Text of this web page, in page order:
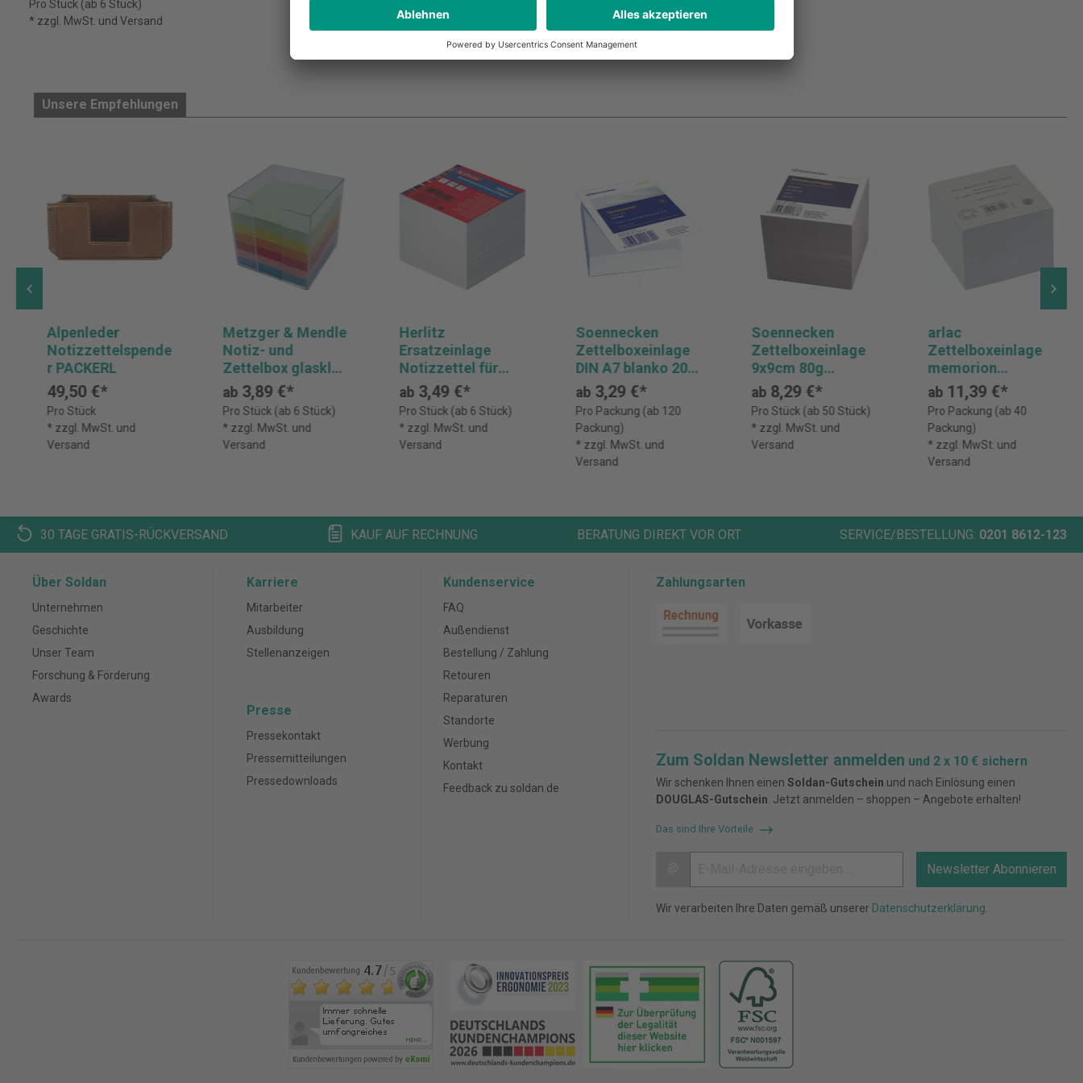
Pro Stück (ab 6 Stück)
* zzgl. MwSt. und Versand
Unsere Empfehlungen
Alpenleder
Notizzettelspende
r PACKERL
49,50 €*
Pro Stück
* zzgl. MwSt. und
Versand
Metzger & Mendle
Notiz- und
Zettelbox glasklar,
mit farbsortiertem
Papier
ab 3,89 €*
Pro Stück (ab 6 Stück)
* zzgl. MwSt. und
Versand
Herlitz
Ersatzeinlage
Notizzettel für
Notiz- und
Zettelbox,
ungeleimt
ab 3,49 €*
Pro Stück (ab 6 Stück)
* zzgl. MwSt. und
Versand
Soennecken
Zettelboxeinlage
DIN A7 blanko 200
Bl.
ab3,29 €*
Pro Packung (ab 120
Packung)
* zzgl. MwSt. und
Versand
Soennecken
Zettelboxeinlage
9x9cm 80g
800Blatt ws
ab 8,29 €*
Pro Stück (ab 50 Stück)
* zzgl. MwSt. und
Versand
arlac
Zettelboxeinlage
memorion
10x10cm ws 600
Bl.
ab 11,39 €*
Pro Packung (ab 40
Packung)
* zzgl. MwSt. und
Versand
30 TAGE GRATIS-RÜCKVERSAND KAUF AUF RECHNUNG BERATUNG DIREKT VOR ORT SERVICE/BESTELLUNG: 0201 8612-123
Über Soldan
Unternehmen
Geschichte
Unser Team
Forschung & Förderung
Awards
Karriere
Mitarbeiter
Ausbildung
Stellenanzeigen
Presse
Pressekontakt
Pressemitteilungen
Pressedownloads
Kundenservice
FAQ
Außendienst
Bestellung / Zahlung
Retouren
Reparaturen
Standorte
Werbung
Kontakt
Feedback zu soldan.de
Zahlungsarten
Zum Soldan Newsletter anmelden und 2 x 10 € sichern
Wir schenken Ihnen einen Soldan-Gutschein und nach Einlösung einen
DOUGLAS-Gutschein . Jetzt anmelden – shoppen – Angebote erhalten!
Das sind Ihre Vorteile
Newsletter Abonnieren
Wir verarbeiten Ihre Daten gemäß unserer Datenschutzerklärung